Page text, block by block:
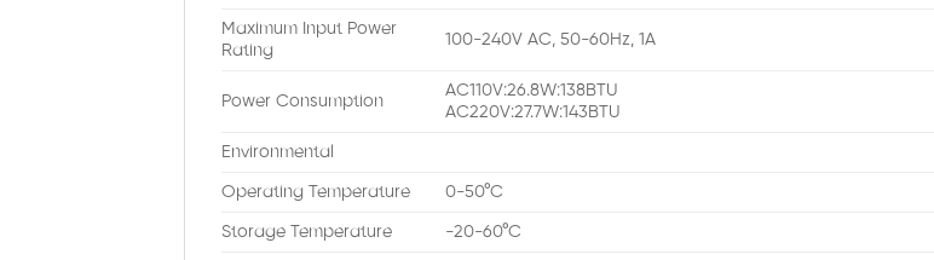
Maximum Input Power
Rating
100-240V AC, 50-60Hz, 1A
Power Consumption
AC110V:26.8W:138BTU
AC220V:27.7W:143BTU
Environmental
Operating Temperature 0-50°C
Storage Temperature -20-60°C